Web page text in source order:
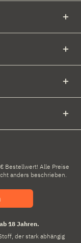
Bestellwert! Alle Preise
anders beschrieben.
18 Jahren.
der stark abhängig